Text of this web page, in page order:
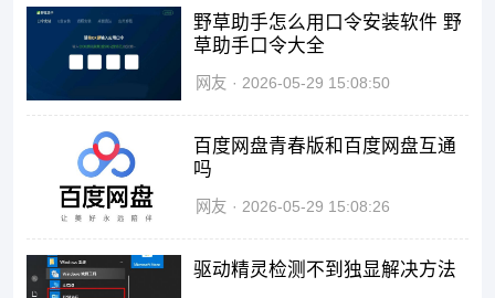
野草助手怎么用口令安装软件 野
草助手口令大全
网友 2026-05-29 15:08:50
百度网盘青春版和百度网盘互通
吗
网友 2026-05-29 15:08:26
驱动精灵检测不到独显解决方法